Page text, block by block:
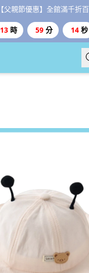
【父親節優惠】全館滿千折百
13 時 59 分 14 秒